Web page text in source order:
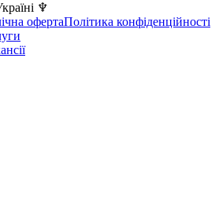
♆
офертаПолітика конфіденційності